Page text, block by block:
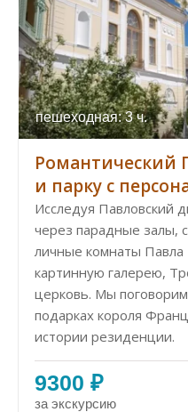
пешеходная: 3 ч.
Романтический
и парку с
Исследуя Павловский
через парадные залы,
личные комнаты
картинную галерею,
церковь. Мы
подарках короля
истории резиденции.
9300 ₽
за экскурсию